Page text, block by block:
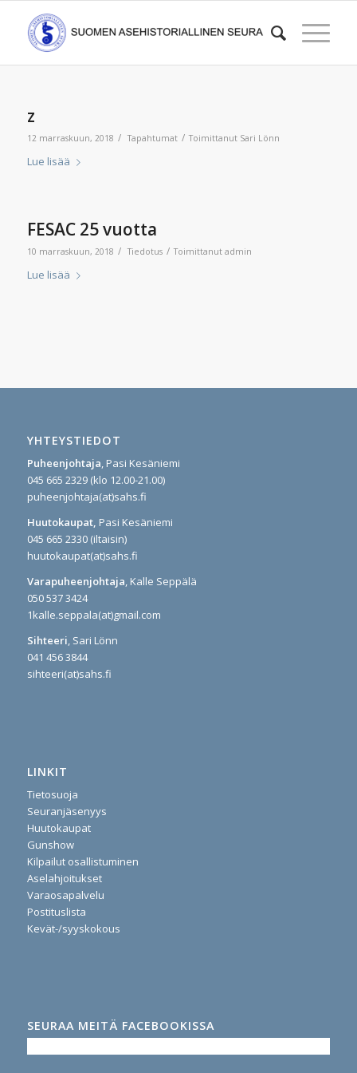
z
12 marraskuun, 2018 / Tapahtumat / Toimittanut Sari Lönn
Lue lisää
FESAC 25 vuotta
10 marraskuun, 2018 / Tiedotus / Toimittanut admin
Lue lisää
YHTEYSTIEDOT
Puheenjohtaja, Pasi Kesäniemi
045 665 2329 (klo 12.00-21.00)
puheenjohtaja(at)sahs.fi
Huutokaupat, Pasi Kesäniemi
045 665 2330 (iltaisin)
huutokaupat(at)sahs.fi
Varapuheenjohtaja, Kalle Seppälä
050 537 3424
1kalle.seppala(at)gmail.com
Sihteeri, Sari Lönn
041 456 3844
sihteeri(at)sahs.fi
LINKIT
Tietosuoja
Seuranjäsenyys
Huutokaupat
Gunshow
Kilpailut osallistuminen
Aselahjoitukset
Varaosapalvelu
Postituslista
Kevät-/syyskokous
SEURAA MEITÄ FACEBOOKISSA